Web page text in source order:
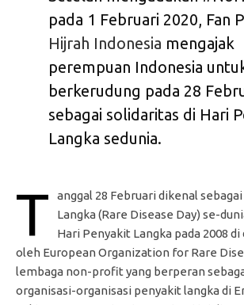
pada 1 Februari 2020, Fan
Hijrah Indonesia mengajak
perempuan Indonesia
berkerudung pada 28
sebagai solidaritas di Hari
Langka sedunia.
T
anggal 28 Februari dikenal
Langka (Rare Disease Day) se-
Hari Penyakit Langka pada 2008
oleh European Organization for Rare
lembaga non-profit yang berperan
organisasi-organisasi penyakit langka di